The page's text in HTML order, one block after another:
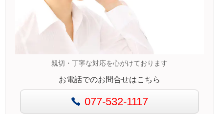
親切・丁寧な対応を心がけております
お電話でのお問合せはこちら
077-532-1117